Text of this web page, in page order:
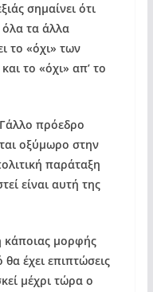
σημαίνει ότι
όλα τα άλλα
το «όχι» των
το «όχι» απ’ το
πρόεδρο
οξύμωρο στην
παράταξη
είναι αυτή της
κάποιας μορφής
έχει επιπτώσεις
μέχρι τώρα ο